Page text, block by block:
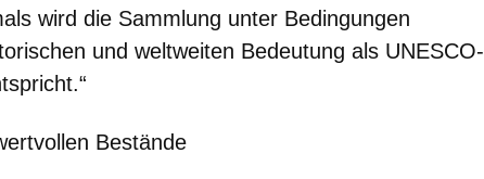
wird die Sammlung unter Bedingungen
und weltweiten Bedeutung als UNESCO-
Bestände